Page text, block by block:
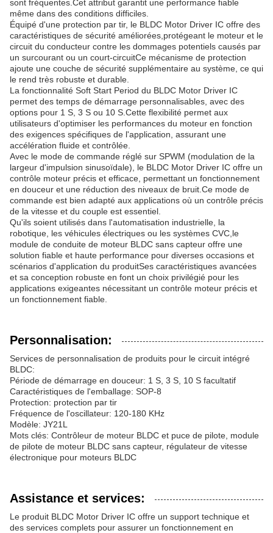
sont fréquentes.Cet attribut garantit une performance fiable
même dans des conditions difficiles.
Équipé d'une protection par tir, le BLDC Motor Driver IC offre des
caractéristiques de sécurité améliorées,protégeant le moteur et le
circuit du conducteur contre les dommages potentiels causés par
un surcourant ou un court-circuitCe mécanisme de protection
ajoute une couche de sécurité supplémentaire au système, ce qui
le rend très robuste et durable.
La fonctionnalité Soft Start Period du BLDC Motor Driver IC
permet des temps de démarrage personnalisables, avec des
options pour 1 S, 3 S ou 10 S.Cette flexibilité permet aux
utilisateurs d'optimiser les performances du moteur en fonction
des exigences spécifiques de l'application, assurant une
accélération fluide et contrôlée.
Avec le mode de commande réglé sur SPWM (modulation de la
largeur d'impulsion sinusoïdale), le BLDC Motor Driver IC offre un
contrôle moteur précis et efficace, permettant un fonctionnement
en douceur et une réduction des niveaux de bruit.Ce mode de
commande est bien adapté aux applications où un contrôle précis
de la vitesse et du couple est essentiel.
Qu'ils soient utilisés dans l'automatisation industrielle, la
robotique, les véhicules électriques ou les systèmes CVC,le
module de conduite de moteur BLDC sans capteur offre une
solution fiable et haute performance pour diverses occasions et
scénarios d'application du produitSes caractéristiques avancées
et sa conception robuste en font un choix privilégié pour les
applications exigeantes nécessitant un contrôle moteur précis et
un fonctionnement fiable.
Personnalisation:
Services de personnalisation de produits pour le circuit intégré
BLDC:
Période de démarrage en douceur: 1 S, 3 S, 10 S facultatif
Caractéristiques de l'emballage: SOP-8
Protection: protection par tir
Fréquence de l'oscillateur: 120-180 KHz
Modèle: JY21L
Mots clés: Contrôleur de moteur BLDC et puce de pilote, module
de pilote de moteur BLDC sans capteur, régulateur de vitesse
électronique pour moteurs BLDC
Assistance et services:
Le produit BLDC Motor Driver IC offre un support technique et
des services complets pour assurer un fonctionnement en